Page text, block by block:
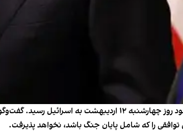
آنتونی بلینکن، وزیر امور خارجه آمریکا در ادامه سفر منطقه‌ای
را که شامل پایان‌ جنگ باشد، نخواهد پذیرفت.